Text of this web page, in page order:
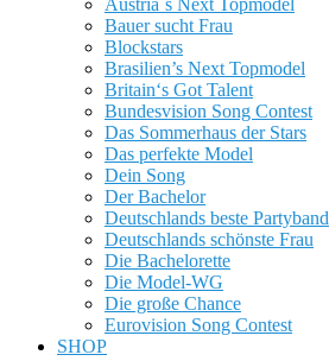
Austria´s Next Topmodel
Bauer sucht Frau
Blockstars
Brasilien’s Next Topmodel
Britain‘s Got Talent
Bundesvision Song Contest
Das Sommerhaus der Stars
Das perfekte Model
Dein Song
Der Bachelor
Deutschlands beste Partyband
Deutschlands schönste Frau
Die Bachelorette
Die Model-WG
Die große Chance
Eurovision Song Contest
SHOP